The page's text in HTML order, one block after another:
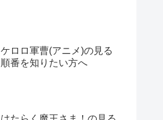
ケロロ軍曹(アニメ)の見る
順番を知りたい方へ